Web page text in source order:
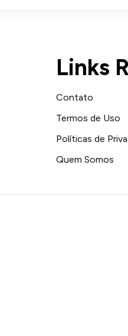
Links
Contato
Termos de Uso
Políticas de
Quem Somos